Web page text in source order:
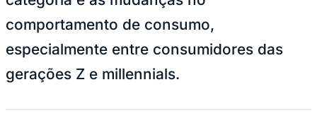
NBA
Fórmula 1
UFC
Tênis (ATP)
MLB
NHL
Vôlei
comportamento de consumo,
especialmente entre consumidores das
gerações Z e millennials.